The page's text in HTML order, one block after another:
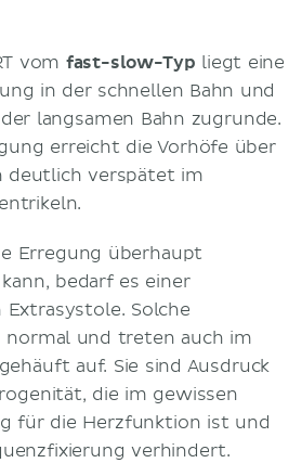
vom fast-slow-Typ liegt eine
in der schnellen Bahn und
langsamen Bahn zugrunde.
erreicht die Vorhöfe über
deutlich verspätet im
Erregung überhaupt
bedarf es einer
Solche
normal und treten auch im
auf. Sie sind Ausdruck
die im gewissen
für die Herzfunktion ist und
verhindert.